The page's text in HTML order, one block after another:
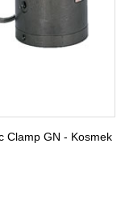
VRC - Kosmek
Clamp GN - Kosmek